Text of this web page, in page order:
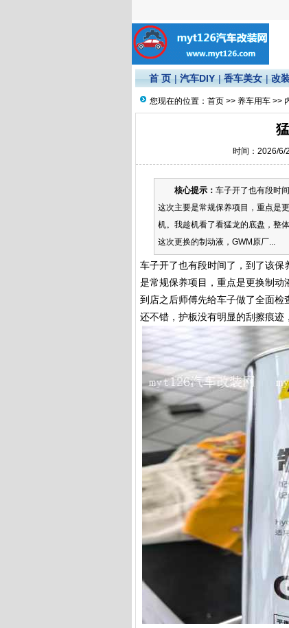
首 页 |汽车DIY |香车美女 |改
您现在的位置： 首页 >> 养车用车 >>
时间：2026/6/
核心提示： 车子开了也有段时
这次主要是常规保养项目，重点是
机。我趁机看了看猛龙的底盘，整
这次更换的制动液，GWM原厂...
车子开了也有段时间了，到了该
是常规保养项目，重点是更换制动
到店之后师傅先给车子做了全面
还不错，护板没有明显的刮擦痕迹